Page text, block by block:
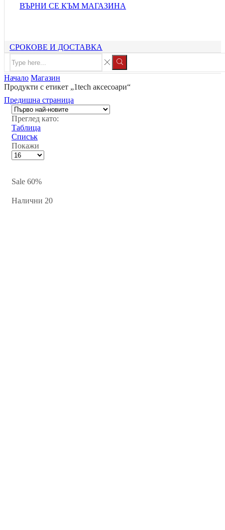
ВЪРНИ СЕ КЪМ МАГАЗИНА
СРОКОВЕ И ДОСТАВКА
Search
input
Search
Начало Магазин
Продукти с етикет „1tech аксесоари“
Предишна страница
Преглед като:
Таблица
Списък
Покажи
Брой
страница
Sale 60%
Налични 20